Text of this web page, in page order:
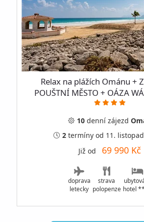
Relax na plážích Ománu +
POUŠTNÍ MĚSTO + OÁZA
10 denní zájezd
2 termíny od 11.
Již od 69 990 Kč
doprava
letecky
strava
polopenze hotel